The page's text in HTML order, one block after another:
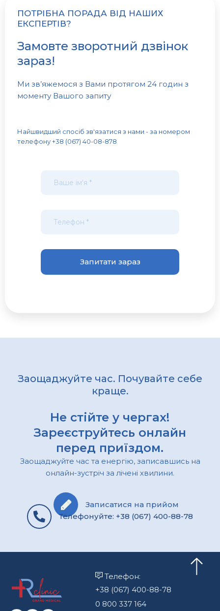
ПОТРІБНА ПОРАДА ВІД НАШИХ
ЕКСПЕРТІВ?
Замовте зворотний дзвінок
зараз!
Ми зв’яжемося з Вами протягом 24 годин з
моменту Вашого запиту
Найшвидший спосіб зв'язатися з нами - за номером
телефону +38 (067) 40-08-878
Заощаджуйте час. Почувайте себе
краще.
Не стійте у чергах!
Зареєструйтесь онлайн
перед приїздом.
Заощаджуйте час та енергію, записавшись на
онлайн-зустріч за лічені хвилини.
Записатися на прийом
Телефонуйте: +38 (067) 400-88-78
Телефон:
+38 (067) 400-88-78
0 800 337 164